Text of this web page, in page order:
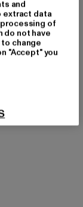
92,00 EUR
EUR
and
extract data
of
do not have
change
"Accept" you